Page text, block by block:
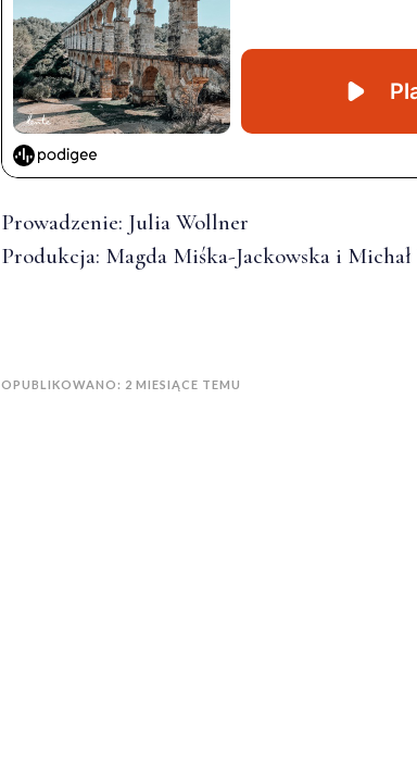
Prowadzenie: Julia Wollner
Produkcja: Magda Miśka-Jackowska i
OPUBLIKOWANO: 2 MIESIĄCE TEMU